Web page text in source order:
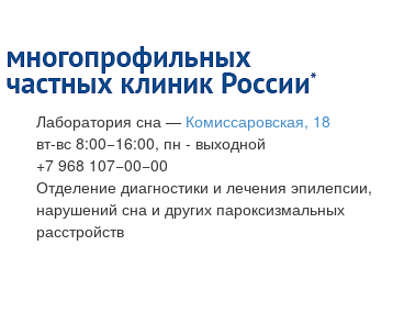
Лаборатория сна — Комиссаровская, 18
вт-вс 8:00−16:00, пн - выходной
+7 968 107−00−00
Отделение диагностики и лечения эпилепсии,
нарушений сна и других пароксизмальных
расстройств